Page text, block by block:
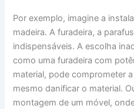
Por exemplo, imagine a
madeira. A furadeira, a
indispensáveis. A escolha
como uma furadeira com
material, pode comprometer
mesmo danificar o material.
montagem de um móvel,